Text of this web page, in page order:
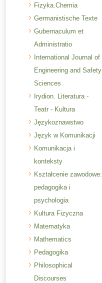
Fizyka.Chemia
Germanistische Texte
Gubernaculum et
Administratio
International Journal of
Engineering and Safety
Sciences
Irydion. Literatura -
Teatr - Kultura
Językoznawstwo
Język w Komunikacji
Komunikacja i
konteksty
Kształcenie zawodowe:
pedagogika i
psychologia
Kultura Fizyczna
Matematyka
Mathematics
Pedagogika
Philosophical
Discourses